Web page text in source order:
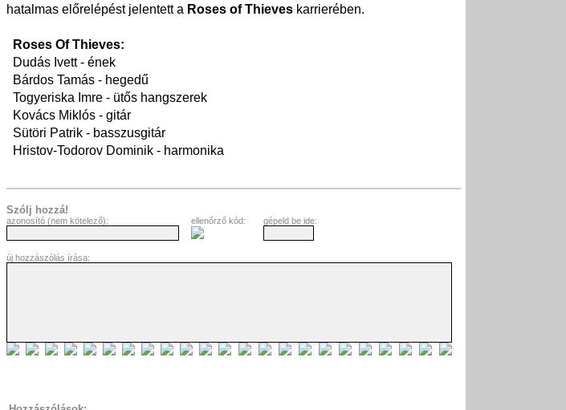
hatalmas előrelépést jelentett a Roses of Thieves karrierében.
Roses Of Thieves:
Dudás Ivett - ének
Bárdos Tamás - hegedű
Togyeriska Imre - ütős hangszerek
Kovács Miklós - gitár
Sütöri Patrik - basszusgitár
Hristov-Todorov Dominik - harmonika
Szólj hozzá!
azonosító (nem kötelező): ellenőrző kód: gépeld be ide:
új hozzászólás írása: